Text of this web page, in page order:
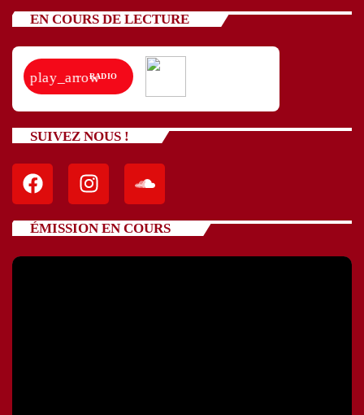
EN COURS DE LECTURE
play_arrowRADIO
SUIVEZ NOUS !
ÉMISSION EN COURS